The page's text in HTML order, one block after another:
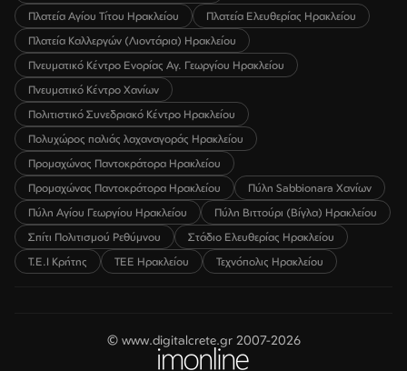
Πλατεία Αγίου Τίτου Ηρακλείου
Πλατεία Ελευθερίας Ηρακλείου
Πλατεία Καλλεργών (Λιοντάρια) Ηρακλείου
Πνευματικό Κέντρο Ενορίας Αγ. Γεωργίου Ηρακλείου
Πνευματικό Κέντρο Χανίων
Πολιτιστικό Συνεδριακό Κέντρο Ηρακλείου
Πολυχώρος παλιάς λαχαναγοράς Ηρακλείου
Προμαχώνας Παντοκράτορα Ηρακλείου
Προμαχώνας Παντοκράτορα Ηρακλείου
Πύλη Sabbionara Χανίων
Πύλη Αγίου Γεωργίου Ηρακλείου
Πύλη Βιττούρι (Βίγλα) Ηρακλείου
Σπίτι Πολιτισμού Ρεθύμνου
Στάδιο Ελευθερίας Ηρακλείου
Τ.Ε.Ι Κρήτης
ΤΕΕ Ηρακλείου Τεχνόπολις Ηρακλείου
© www.digitalcrete.gr 2007-2026